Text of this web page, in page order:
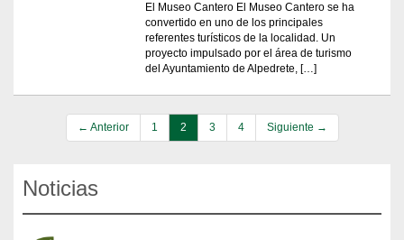
El Museo Cantero El Museo Cantero se ha
convertido en uno de los principales
referentes turísticos de la localidad. Un
proyecto impulsado por el área de turismo
del Ayuntamiento de Alpedrete, […]
← Anterior 1 2 3 4 Siguiente →
Noticias